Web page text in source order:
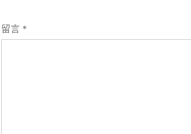
留言 *